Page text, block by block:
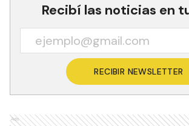
Recibí las noticias en
RECIBIR NEWSLETTER
Ads